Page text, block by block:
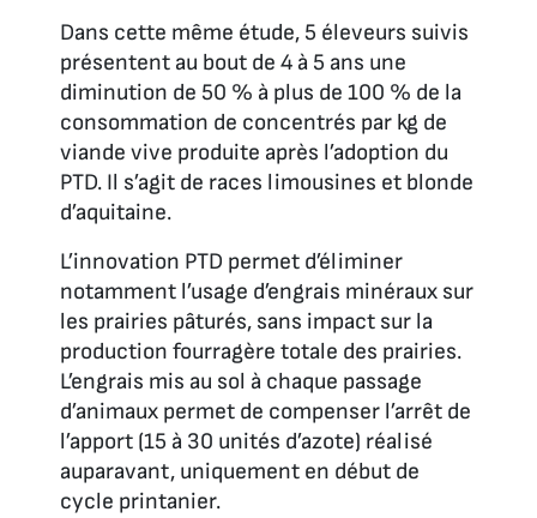
Dans cette même étude, 5 éleveurs suivis
présentent au bout de 4 à 5 ans une
diminution de 50 % à plus de 100 % de la
consommation de concentrés par kg de
viande vive produite après l’adoption du
PTD. Il s’agit de races limousines et blonde
d’aquitaine.
L’innovation PTD permet d’éliminer
notamment l’usage d’engrais minéraux sur
les prairies pâturés, sans impact sur la
production fourragère totale des prairies.
L’engrais mis au sol à chaque passage
d’animaux permet de compenser l’arrêt de
l’apport (15 à 30 unités d’azote) réalisé
auparavant, uniquement en début de
cycle printanier.